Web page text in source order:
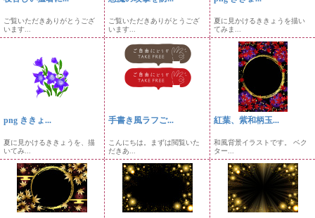
ご覧いただきありがとうござ
います...
ご覧いただきありがとうござ
います...
夏に見かけるききょうを描い
てみま...
png ききょ...
夏に見かけるききょうを、描
いてみ...
手書き風ラフご...
こんにちは。まずは閲覧いた
だきあ...
紅葉、紫和柄玉...
和風背景イラストです。 ベク
ター...